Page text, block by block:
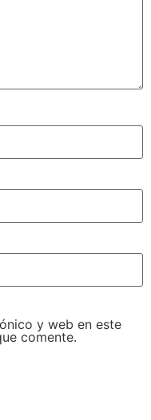
y web en este
comente.